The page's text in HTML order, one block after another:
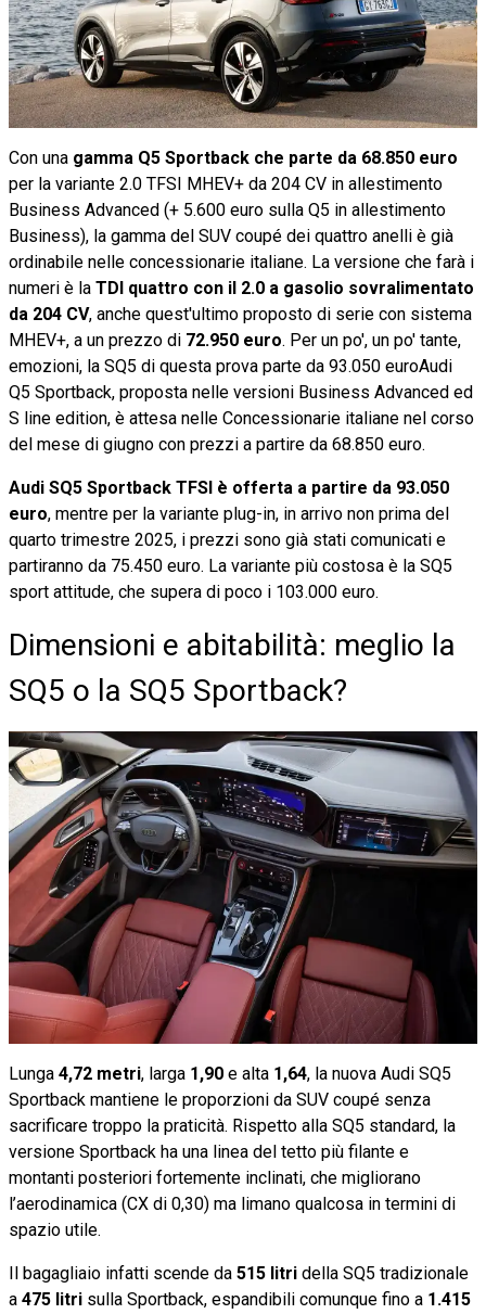
Con una gamma Q5 Sportback che parte da 68.850 euro
per la variante 2.0 TFSI MHEV+ da 204 CV in allestimento
Business Advanced (+ 5.600 euro sulla Q5 in allestimento
Business), la gamma del SUV coupé dei quattro anelli è già
ordinabile nelle concessionarie italiane. La versione che farà i
numeri è la TDI quattro con il 2.0 a gasolio sovralimentato
da 204 CV, anche quest'ultimo proposto di serie con sistema
MHEV+, a un prezzo di 72.950 euro. Per un po', un po' tante,
emozioni, la SQ5 di questa prova parte da 93.050 euroAudi
Q5 Sportback, proposta nelle versioni Business Advanced ed
S line edition, è attesa nelle Concessionarie italiane nel corso
del mese di giugno con prezzi a partire da 68.850 euro.
Audi SQ5 Sportback TFSI è offerta a partire da 93.050
euro, mentre per la variante plug-in, in arrivo non prima del
quarto trimestre 2025, i prezzi sono già stati comunicati e
partiranno da 75.450 euro. La variante più costosa è la SQ5
sport attitude, che supera di poco i 103.000 euro.
Dimensioni e abitabilità: meglio la
SQ5 o la SQ5 Sportback?
Lunga 4,72 metri, larga 1,90 e alta 1,64, la nuova Audi SQ5
Sportback mantiene le proporzioni da SUV coupé senza
sacrificare troppo la praticità. Rispetto alla SQ5 standard, la
versione Sportback ha una linea del tetto più filante e
montanti posteriori fortemente inclinati, che migliorano
l’aerodinamica (CX di 0,30) ma limano qualcosa in termini di
spazio utile.
Il bagagliaio infatti scende da 515 litri della SQ5 tradizionale
a 475 litri sulla Sportback, espandibili comunque fino a 1.415